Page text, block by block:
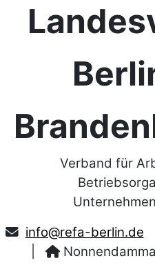
Verband für
info@refa-berlin.de